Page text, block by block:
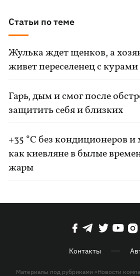
Статьи по теме
Жулька ждет щенков, а
живет переселенец с
Гарь, дым и смог после
защитить себя и близких
+35 °C без кондиционеров
как киевляне в былые
жары
Контакты
Материалы под рубриками «Новости